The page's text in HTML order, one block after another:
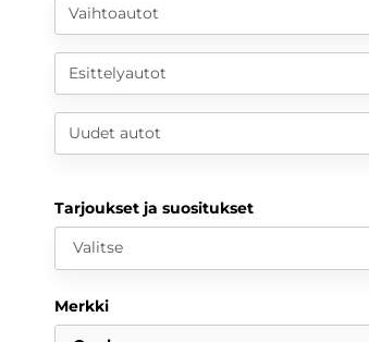
Vaihtoautot
Esittelyautot
Uudet autot
Tarjoukset ja suositukset
Valitse
Merkki